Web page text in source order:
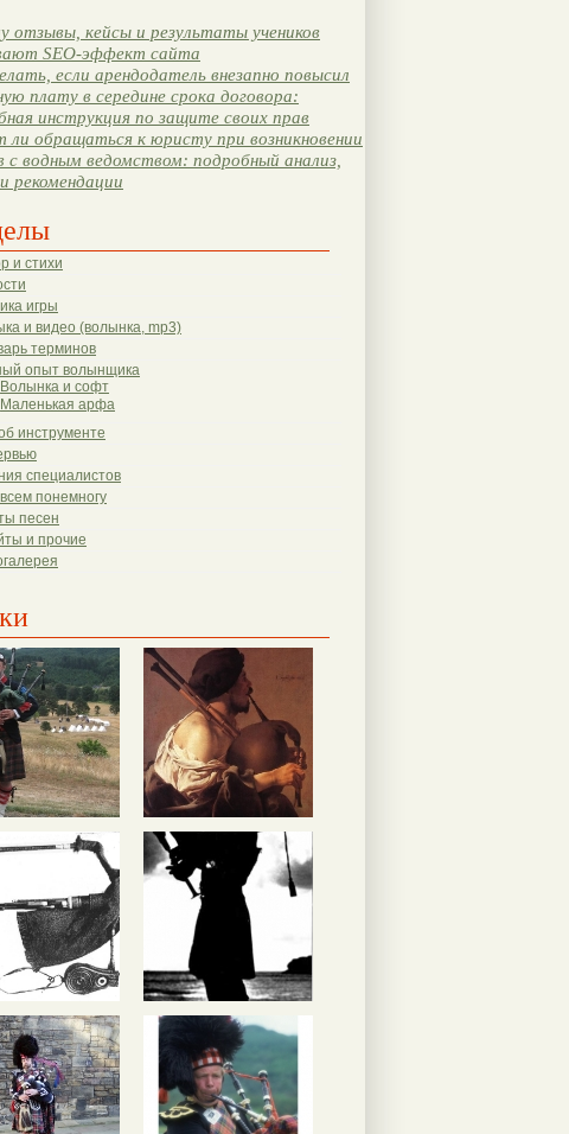
отзывы, кейсы и результаты учеников
SEO-эффект сайта
если арендодатель внезапно повысил
плату в середине срока договора:
инструкция по защите своих прав
обращаться к юристу при возникновении
с водным ведомством: подробный анализ,
рекомендации
и стихи
игры
и видео (волынка, mp3)
терминов
опыт волынщика
Волынка и софт
Маленькая арфа
инструменте
специалистов
понемногу
песен
и прочие